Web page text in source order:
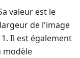
valeur est le
de l'image
Il est également
modèle